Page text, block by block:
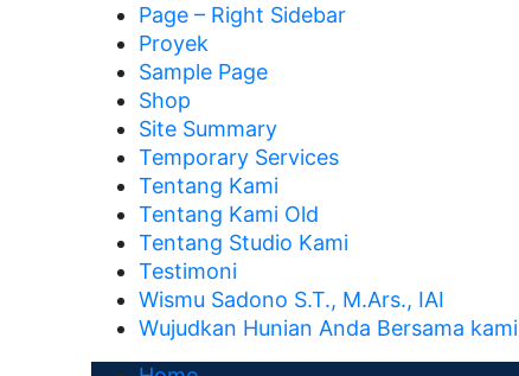
Page – Right Sidebar
Proyek
Sample Page
Shop
Site Summary
Temporary Services
Tentang Kami
Tentang Kami Old
Tentang Studio Kami
Testimoni
Wismu Sadono S.T., M.Ars., IAI
Wujudkan Hunian Anda Bersama kami